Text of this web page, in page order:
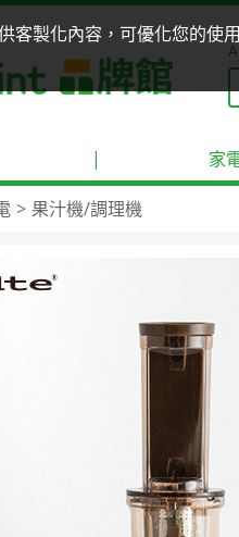
客製化內容，可優化您的使
| 家
果汁機/調理機